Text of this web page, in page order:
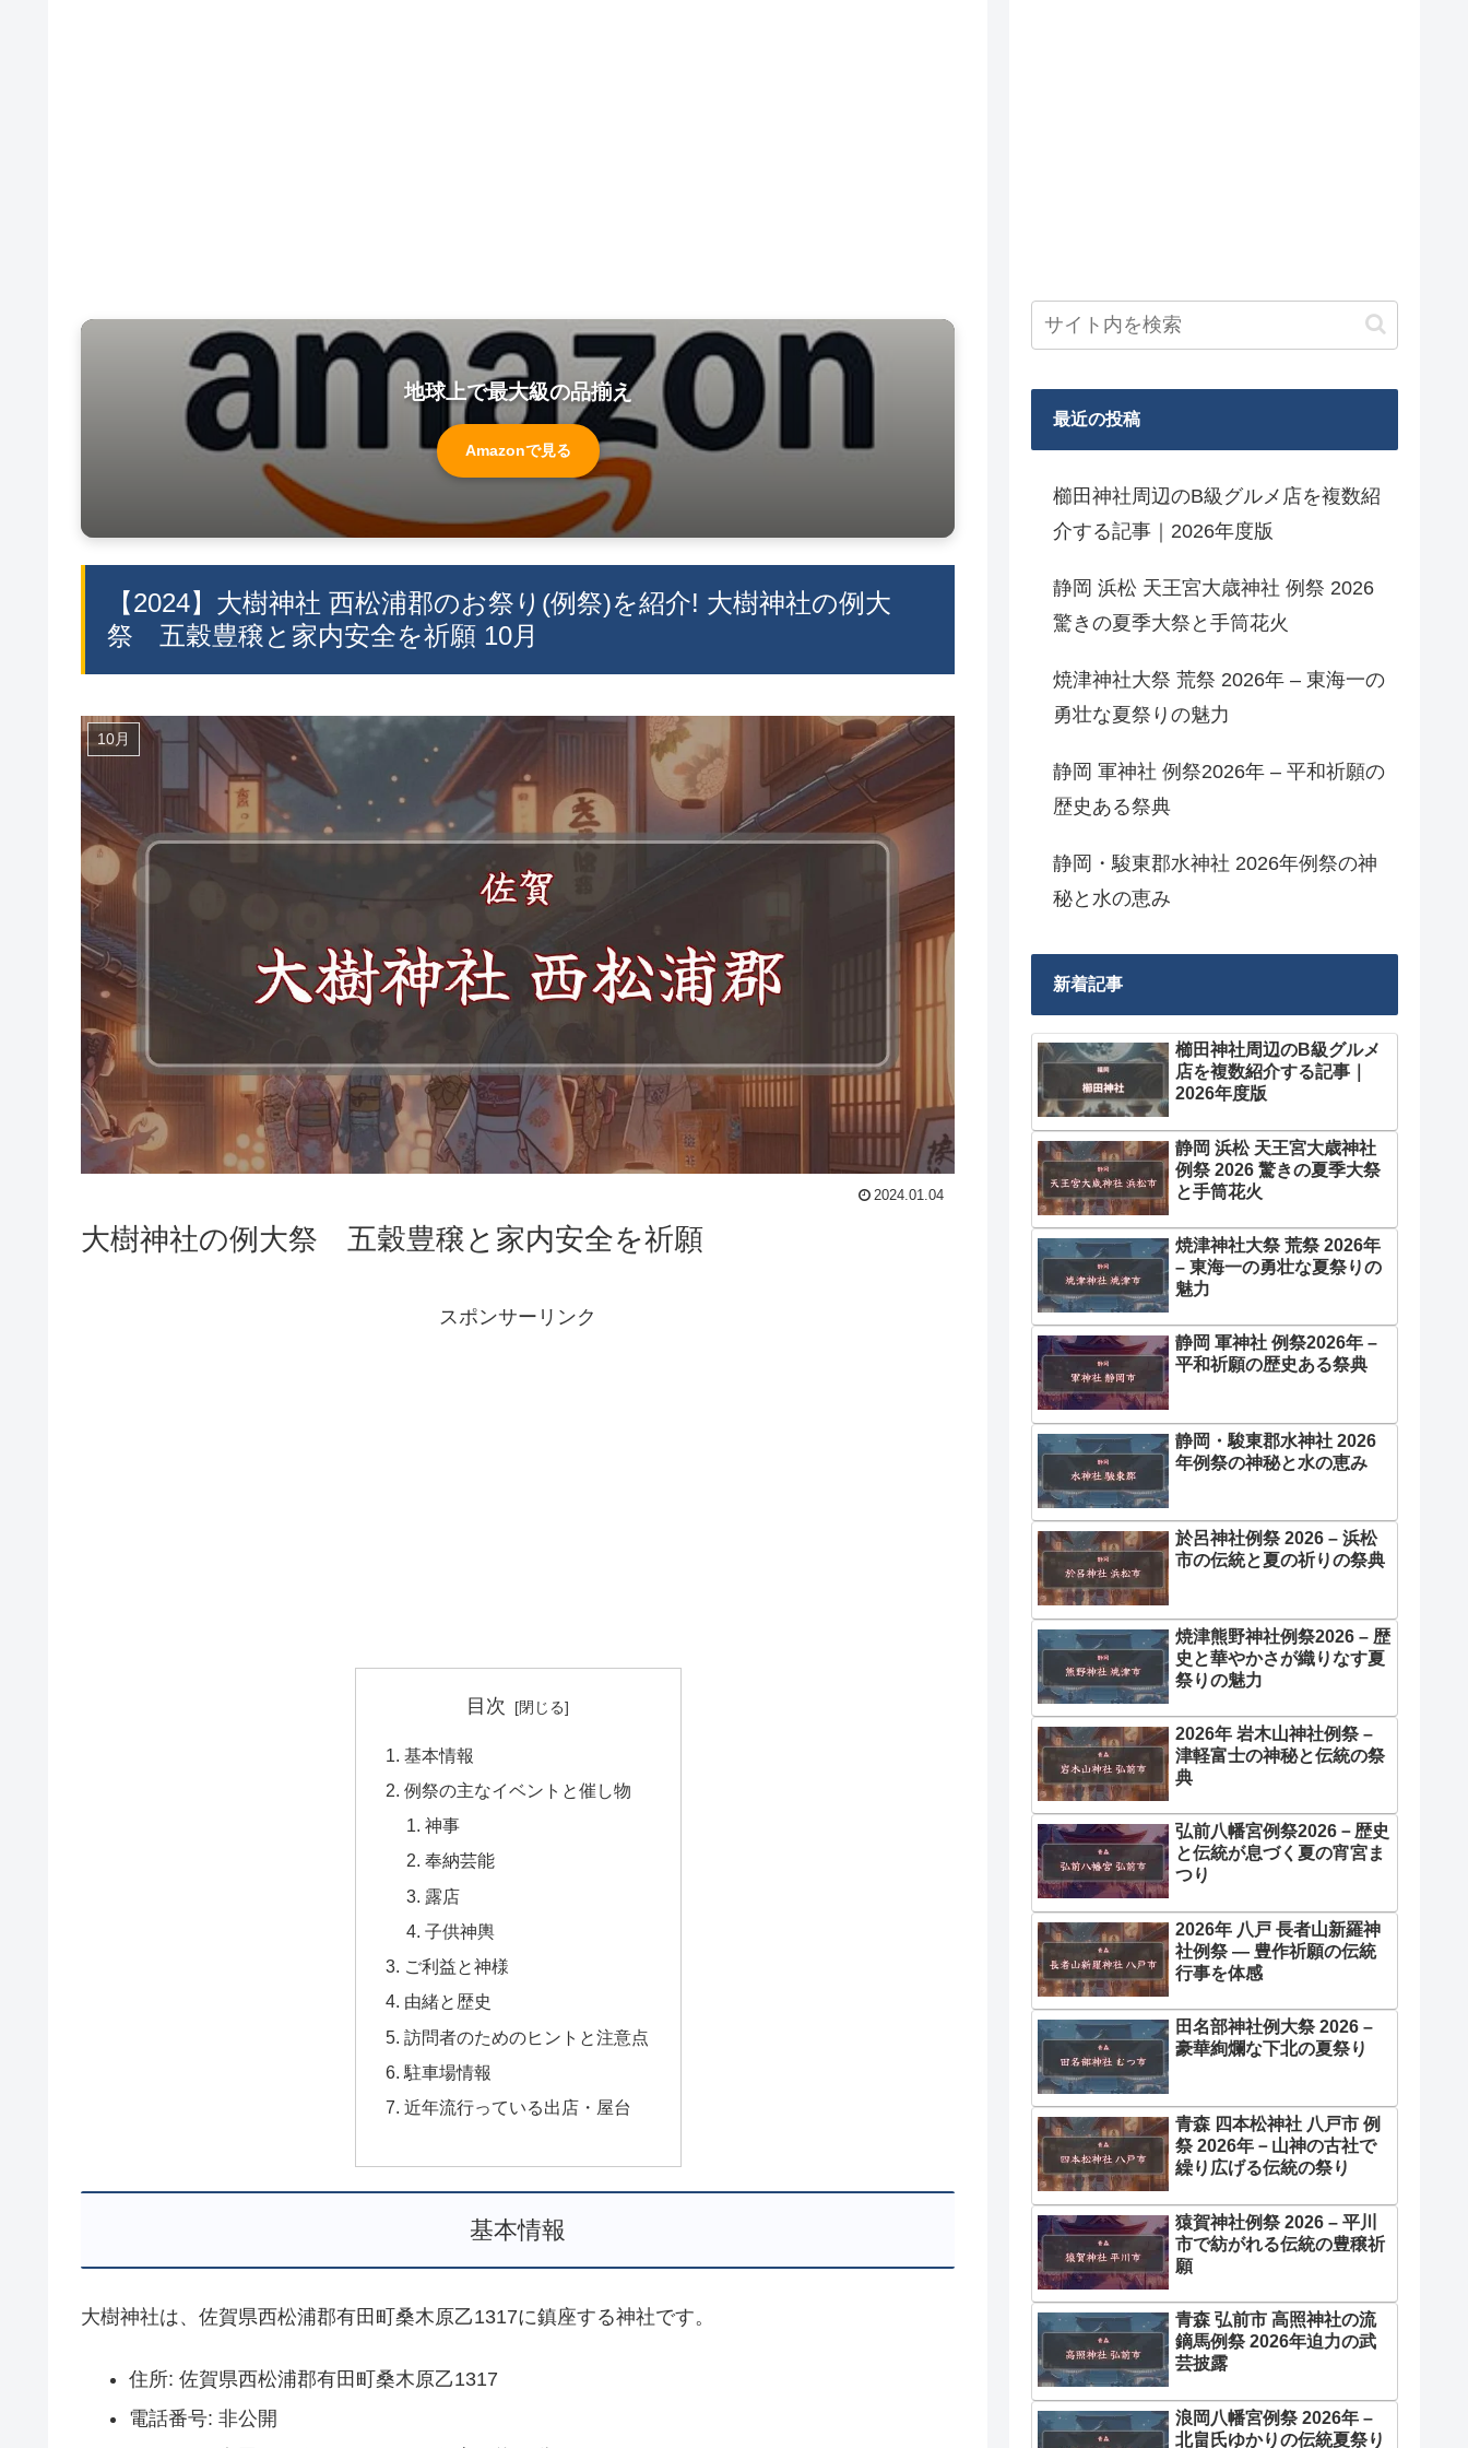
地球上で最大級の品揃え
Amazonで見る
【2024】大樹神社 西松浦郡のお祭り(例祭)を紹介! 大樹神社の例大
祭 五穀豊穣と家内安全を祈願 10月
10月
2024.01.04
大樹神社の例大祭 五穀豊穣と家内安全を祈願
スポンサーリンク
目次
基本情報
例祭の主なイベントと催し物
神事
奉納芸能
露店
子供神輿
ご利益と神様
由緒と歴史
訪問者のためのヒントと注意点
駐車場情報
近年流行っている出店・屋台
基本情報
大樹神社は、佐賀県西松浦郡有田町桑木原乙1317に鎮座する神社です。
住所: 佐賀県西松浦郡有田町桑木原乙1317
電話番号: 非公開
最近の投稿
櫛田神社周辺のB級グルメ店を複数紹
介する記事｜2026年度版
静岡 浜松 天王宮大歳神社 例祭 2026
驚きの夏季大祭と手筒花火
焼津神社大祭 荒祭 2026年 – 東海一の
勇壮な夏祭りの魅力
静岡 軍神社 例祭2026年 – 平和祈願の
歴史ある祭典
静岡・駿東郡水神社 2026年例祭の神
秘と水の恵み
新着記事
櫛田神社周辺のB級グルメ
店を複数紹介する記事｜
2026年度版
静岡 浜松 天王宮大歳神社
例祭 2026 驚きの夏季大祭
と手筒花火
焼津神社大祭 荒祭 2026年
– 東海一の勇壮な夏祭りの
魅力
静岡 軍神社 例祭2026年 –
平和祈願の歴史ある祭典
静岡・駿東郡水神社 2026
年例祭の神秘と水の恵み
於呂神社例祭 2026 – 浜松
市の伝統と夏の祈りの祭典
焼津熊野神社例祭2026 – 歴
史と華やかさが織りなす夏
祭りの魅力
2026年 岩木山神社例祭 –
津軽富士の神秘と伝統の祭
典
弘前八幡宮例祭2026－歴史
と伝統が息づく夏の宵宮ま
つり
2026年 八戸 長者山新羅神
社例祭 ― 豊作祈願の伝統
行事を体感
田名部神社例大祭 2026 –
豪華絢爛な下北の夏祭り
青森 四本松神社 八戸市 例
祭 2026年－山神の古社で
繰り広げる伝統の祭り
猿賀神社例祭 2026 – 平川
市で紡がれる伝統の豊穣祈
願
青森 弘前市 高照神社の流
鏑馬例祭 2026年迫力の武
芸披露
浪岡八幡宮例祭 2026年 –
北畠氏ゆかりの伝統夏祭り